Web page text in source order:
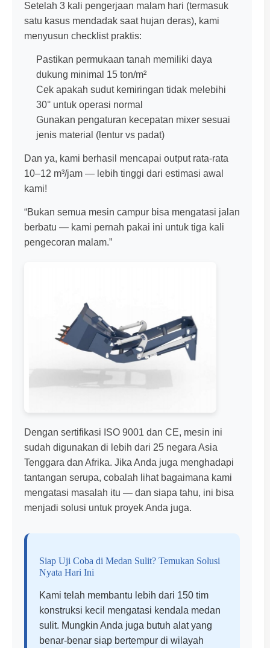
Setelah 3 kali pengerjaan malam hari (termasuk
satu kasus mendadak saat hujan deras), kami
menyusun checklist praktis:
Pastikan permukaan tanah memiliki daya
dukung minimal 15 ton/m²
Cek apakah sudut kemiringan tidak melebihi
30° untuk operasi normal
Gunakan pengaturan kecepatan mixer sesuai
jenis material (lentur vs padat)
Dan ya, kami berhasil mencapai output rata-rata
10–12 m³/jam — lebih tinggi dari estimasi awal
kami!
“Bukan semua mesin campur bisa mengatasi jalan
berbatu — kami pernah pakai ini untuk tiga kali
pengecoran malam.”
Dengan sertifikasi ISO 9001 dan CE, mesin ini
sudah digunakan di lebih dari 25 negara Asia
Tenggara dan Afrika. Jika Anda juga menghadapi
tantangan serupa, cobalah lihat bagaimana kami
mengatasi masalah itu — dan siapa tahu, ini bisa
menjadi solusi untuk proyek Anda juga.
Siap Uji Coba di Medan Sulit? Temukan Solusi
Nyata Hari Ini
Kami telah membantu lebih dari 150 tim
konstruksi kecil mengatasi kendala medan
sulit. Mungkin Anda juga butuh alat yang
benar-benar siap bertempur di wilayah